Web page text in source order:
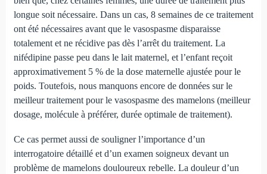
longue soit nécessaire. Dans un cas, 8 semaines de ce traitement
ont été nécessaires avant que le vasospasme disparaisse
totalement et ne récidive pas dès l’arrêt du traitement. La
nifédipine passe peu dans le lait maternel, et l’enfant reçoit
approximativement 5 % de la dose maternelle ajustée pour le
poids. Toutefois, nous manquons encore de données sur le
meilleur traitement pour le vasospasme des mamelons (meilleur
dosage, molécule à préférer, durée optimale de traitement).
Ce cas permet aussi de souligner l’importance d’un
interrogatoire détaillé et d’un examen soigneux devant un
problème de mamelons douloureux rebelle. La douleur d’un